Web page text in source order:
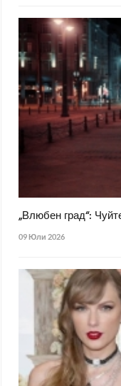
„Влюбен град“:
09 Юли 2026